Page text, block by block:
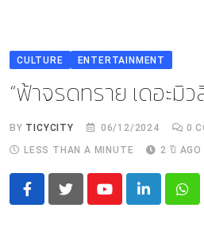
TH
CULTURE ENTERTAINMENT
“ฟ้าจรดทราย เดอะมิว
BY TICYCITY 06/12/2024 0
LESS THAN A MINUTE
2 ปี AGO
YoutubeLinkedIn